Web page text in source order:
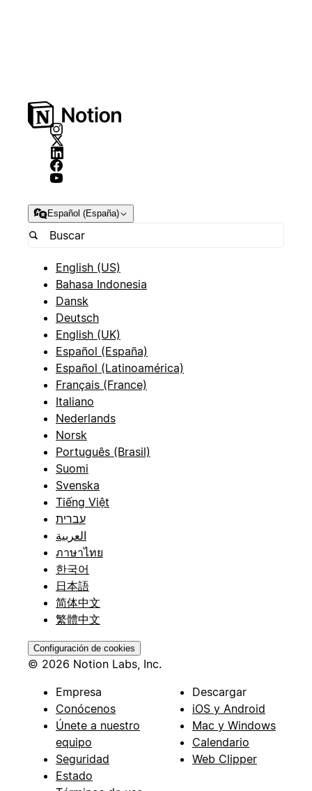
Español (España)
English (US)
Bahasa Indonesia
Dansk
Deutsch
English (UK)
Español (España)
Español (Latinoamérica)
Français (France)
Italiano
Nederlands
Norsk
Português (Brasil)
Suomi
Svenska
Tiếng Việt
עברית
العربية
ภาษาไทย
한국어
日本語
简体中文
繁體中文
Configuración de cookies
© 2026 Notion Labs, Inc.
Empresa
Conócenos
Únete a nuestro
equipo
Seguridad
Estado
Descargar
iOS y Android
Mac y Windows
Calendario
Web Clipper